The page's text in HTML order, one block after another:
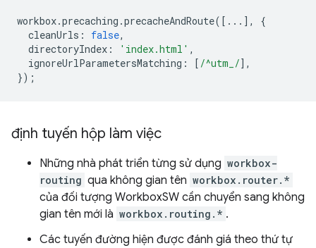
workbox.precaching .precacheAndRoute([...],
{
cleanUrls : false,
directoryIndex : 'index.html' ,
ignoreUrlParametersMatching : [ /^utm_/],
});
định tuyến hộp làm việc
Những nhà phát triển từng sử dụng workbox-
routing qua không gian tên workbox.router.*
của đối tượng WorkboxSW cần chuyển sang không
gian tên mới là workbox.routing.* .
Các tuyến đường hiện được đánh giá theo thứ tự